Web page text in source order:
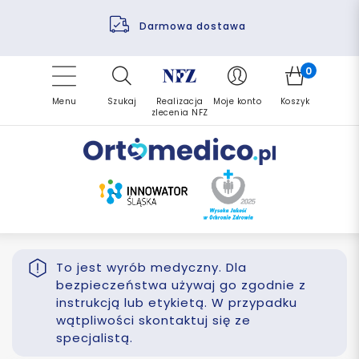
Darmowa dostawa
Pomoc fizjoterapeuty
Finansowanie PFRON
Refundacja NFZ
Zrealizuj zlecenie ponownie
Menu Szukaj
Realizacja
zlecenia NFZ
Moje konto
0
Koszyk
To jest wyrób medyczny. Dla
bezpieczeństwa używaj go zgodnie z
instrukcją lub etykietą. W przypadku
wątpliwości skontaktuj się ze
specjalistą.